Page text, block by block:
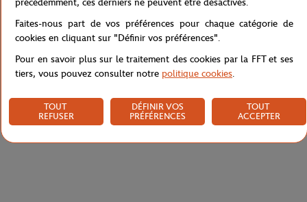
Faites-nous part de vos préférences pour chaque catégorie de
cookies en cliquant sur "Définir vos préférences".
Pour en savoir plus sur le traitement des cookies par la FFT et ses
tiers, vous pouvez consulter notre politique cookies.
TOUT
REFUSER
DÉFINIR VOS
PRÉFÉRENCES
TOUT
ACCEPTER